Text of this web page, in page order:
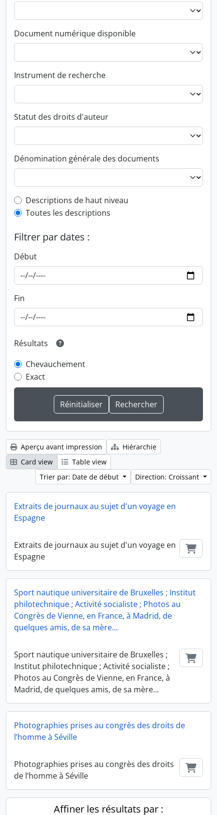
Document numérique disponible
Instrument de recherche
Statut des droits d'auteur
Dénomination générale des documents
Top-level description filter
Descriptions de haut niveau
Toutes les descriptions
Filtrer par dates :
Début
Fin
Résultats
Chevauchement
Exact
Aperçu avant impression
Hiérarchie
Card view
Table view
Trier par: Date de début
Direction: Croissant
Extraits de journaux au sujet d'un voyage en
Espagne
Extraits de journaux au sujet d'un voyage en
Espagne
Sport nautique universitaire de Bruxelles ; Institut
philotechnique ; Activité socialiste ; Photos au
Congrès de Vienne, en France, à Madrid, de
quelques amis, de sa mère...
Sport nautique universitaire de Bruxelles ;
Institut philotechnique ; Activité socialiste ;
Photos au Congrès de Vienne, en France, à
Madrid, de quelques amis, de sa mère...
Photographies prises au congrès des droits de
l’homme à Séville
Photographies prises au congrès des droits
de l’homme à Séville
Affiner les résultats par :